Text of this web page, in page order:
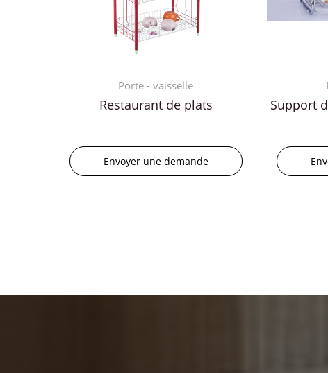
Porte - vaisselle
Restaurant de plats
Envoyer une demande
Support